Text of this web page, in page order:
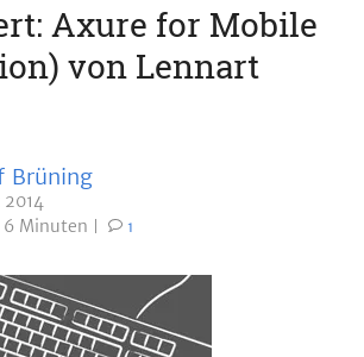
Axure for Mobile
von Lennart
Brüning
6 Minuten
1